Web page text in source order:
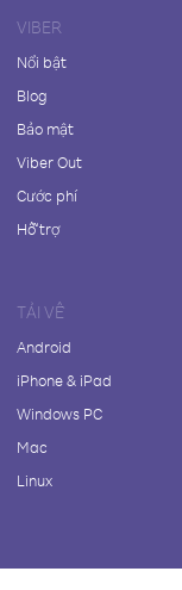
VIBER
Nổi bật
Blog
Bảo mật
Viber Out
Cước phí
Hỗ trợ
TẢI VỀ
Android
iPhone & iPad
Windows PC
Mac
Linux